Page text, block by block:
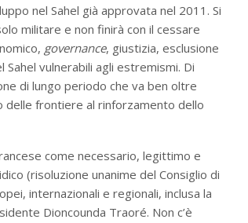
nel Sahel già approvata nel 2011. Si
militare e non finirà con il cessare
governance, giustizia, esclusione
vulnerabili agli estremismi. Di
di lungo periodo che va ben oltre
delle frontiere al rinforzamento dello
come necessario, legittimo e
(risoluzione unanime del Consiglio di
internazionali e regionali, inclusa la
Dioncounda Traoré. Non c’è